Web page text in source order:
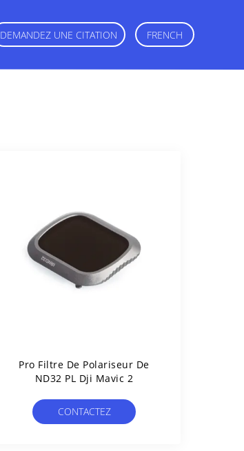
DEMANDEZ UNE CITATION FRENCH
Pro Filtre De Polariseur De
ND32 PL Dji Mavic 2
CONTACTEZ